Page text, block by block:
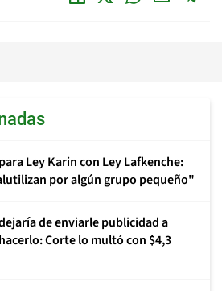
Ley Karin con Ley Lafkenche:
por algún grupo pequeño"
de enviarle publicidad a
Corte lo multó con $4,3